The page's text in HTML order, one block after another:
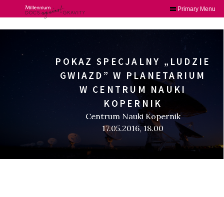
Primary Menu
POKAZ SPECJALNY „LUDZIE
GWIAZD” W PLANETARIUM
W CENTRUM NAUKI
KOPERNIK
Centrum Nauki Kopernik
17.05.2016, 18.00